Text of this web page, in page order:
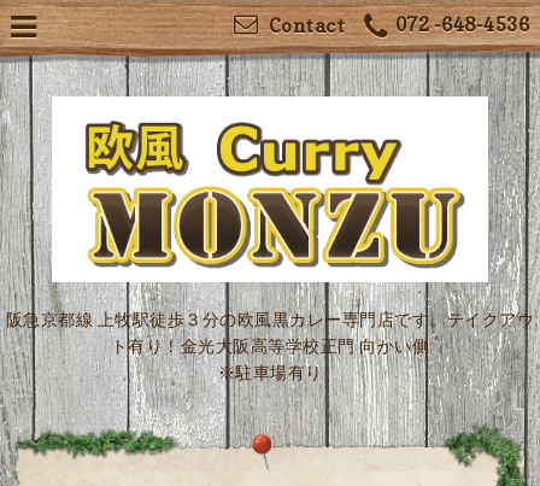
072 -648-4536
Contact
阪急京都線 上牧駅徒歩３分の欧風黒カレー専門店です。テイクアウ
ト有り！金光大阪高等学校正門 向かい側
※駐車場有り